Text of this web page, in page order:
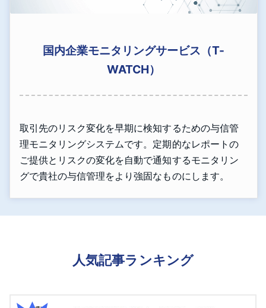
国内企業モニタリングサービス（T-
WATCH）
取引先のリスク変化を早期に検知するための与信管
理モニタリングシステムです。定期的なレポートの
ご提供とリスクの変化を自動で通知するモニタリン
グで貴社の与信管理をより強固なものにします。
人気記事ランキング